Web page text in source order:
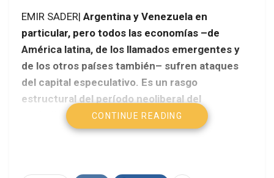
EMIR SADER| Argentina y Venezuela en
particular, pero todos las economías –de
América latina, de los llamados emergentes y
de los otros países también– sufren ataques
del capital especulativo. Es un rasgo
estructural del período neoliberal del
capitalismo.
CONTINUE READING